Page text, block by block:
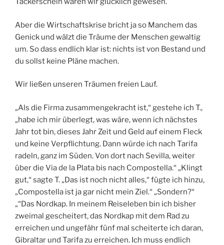
Aber die Wirtschaftskrise bricht ja so Manchem das
Genick und wälzt die Träume der Menschen gewaltig
um. So dass endlich klar ist: nichts ist von Bestand und
du sollst keine Pläne machen.
Wir ließen unseren Träumen freien Lauf.
„Als die Firma zusammengekracht ist,“ gestehe ich T.,
„habe ich mir überlegt, was wäre, wenn ich nächstes
Jahr tot bin, dieses Jahr Zeit und Geld auf einem Fleck
und keine Verpflichtung. Dann würde ich nach Tarifa
radeln, ganz im Süden. Von dort nach Sevilla, weiter
über die Via de la Plata bis nach Compostella.“ „Klingt
gut,“ sagte T. „Das ist noch nicht alles,“ fügte ich hinzu,
„Compostella ist ja gar nicht mein Ziel.“ „Sondern?“
„“Das Nordkap. In meinem Reiseleben bin ich bisher
zweimal gescheitert, das Nordkap mit dem Rad zu
erreichen und ungefähr fünf mal scheiterte ich daran,
Gibraltar und Tarifa zu erreichen. Ich muss endlich